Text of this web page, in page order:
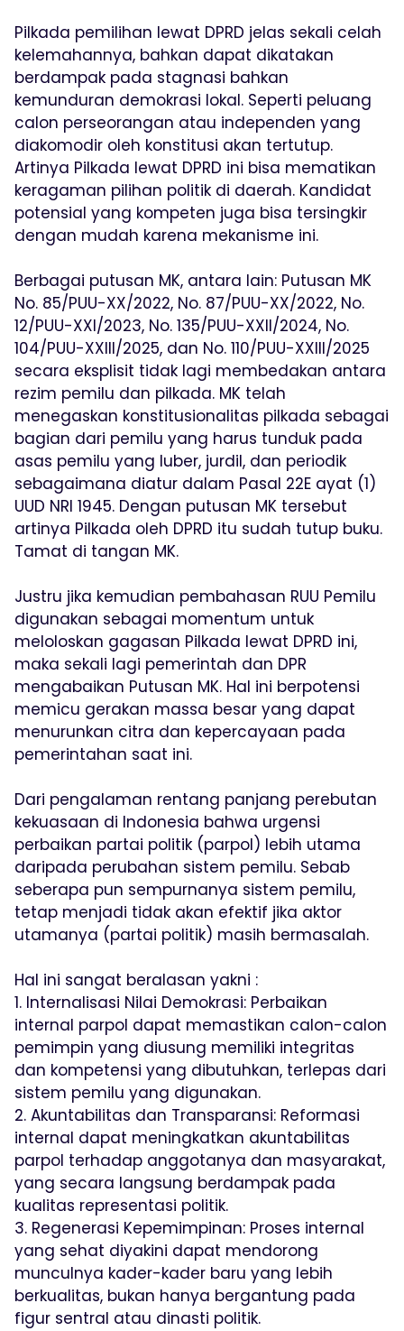
Pilkada pemilihan lewat DPRD jelas sekali celah
kelemahannya, bahkan dapat dikatakan
berdampak pada stagnasi bahkan
kemunduran demokrasi lokal. Seperti peluang
calon perseorangan atau independen yang
diakomodir oleh konstitusi akan tertutup.
Artinya Pilkada lewat DPRD ini bisa mematikan
keragaman pilihan politik di daerah. Kandidat
potensial yang kompeten juga bisa tersingkir
dengan mudah karena mekanisme ini.
Berbagai putusan MK, antara lain: Putusan MK
No. 85/PUU-XX/2022, No. 87/PUU-XX/2022, No.
12/PUU-XXI/2023, No. 135/PUU-XXII/2024, No.
104/PUU-XXIII/2025, dan No. 110/PUU-XXIII/2025
secara eksplisit tidak lagi membedakan antara
rezim pemilu dan pilkada. MK telah
menegaskan konstitusionalitas pilkada sebagai
bagian dari pemilu yang harus tunduk pada
asas pemilu yang luber, jurdil, dan periodik
sebagaimana diatur dalam Pasal 22E ayat (1)
UUD NRI 1945. Dengan putusan MK tersebut
artinya Pilkada oleh DPRD itu sudah tutup buku.
Tamat di tangan MK.
Justru jika kemudian pembahasan RUU Pemilu
digunakan sebagai momentum untuk
meloloskan gagasan Pilkada lewat DPRD ini,
maka sekali lagi pemerintah dan DPR
mengabaikan Putusan MK. Hal ini berpotensi
memicu gerakan massa besar yang dapat
menurunkan citra dan kepercayaan pada
pemerintahan saat ini.
Dari pengalaman rentang panjang perebutan
kekuasaan di Indonesia bahwa urgensi
perbaikan partai politik (parpol) lebih utama
daripada perubahan sistem pemilu. Sebab
seberapa pun sempurnanya sistem pemilu,
tetap menjadi tidak akan efektif jika aktor
utamanya (partai politik) masih bermasalah.
Hal ini sangat beralasan yakni :
1. Internalisasi Nilai Demokrasi: Perbaikan
internal parpol dapat memastikan calon-calon
pemimpin yang diusung memiliki integritas
dan kompetensi yang dibutuhkan, terlepas dari
sistem pemilu yang digunakan.
2. Akuntabilitas dan Transparansi: Reformasi
internal dapat meningkatkan akuntabilitas
parpol terhadap anggotanya dan masyarakat,
yang secara langsung berdampak pada
kualitas representasi politik.
3. Regenerasi Kepemimpinan: Proses internal
yang sehat diyakini dapat mendorong
munculnya kader-kader baru yang lebih
berkualitas, bukan hanya bergantung pada
figur sentral atau dinasti politik.